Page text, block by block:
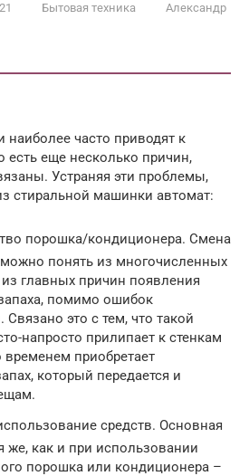
Бытовая техника
Александр
наиболее часто приводят к
есть еще несколько причин,
Устраняя эти проблемы,
стиральной машинки автомат:
порошка/кондиционера. Смена
понять из многочисленных
главных причин появления
помимо ошибок
Связано это с тем, что такой
напросто прилипает к стенкам
приобретает
который передается и
средств. Основная
же, как и при использовании
порошка или кондиционера –